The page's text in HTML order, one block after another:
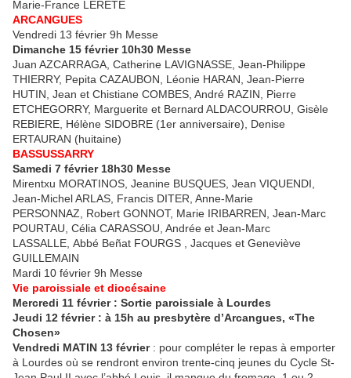
Marie-France LÉRÉTÉ
ARCANGUES
Vendredi 13 février 9h Messe
Dimanche 15 février 10h30 Messe
Juan AZCARRAGA, Catherine LAVIGNASSE, Jean-Philippe
THIERRY, Pepita CAZAUBON, Léonie HARAN, Jean-Pierre
HUTIN, Jean et Chistiane COMBES, André RAZIN, Pierre
ETCHEGORRY, Marguerite et Bernard ALDACOURROU, Gisèle
REBIERE, Hélène SIDOBRE (1er anniversaire), Denise
ERTAURAN (huitaine)
BASSUSSARRY
Samedi 7 février 18h30 Messe
Mirentxu MORATINOS, Jeanine BUSQUES, Jean VIQUENDI,
Jean-Michel ARLAS, Francis DITER, Anne-Marie
PERSONNAZ, Robert GONNOT, Marie IRIBARREN, Jean-Marc
POURTAU, Célia CARASSOU, Andrée et Jean-Marc
LASSALLE, Abbé Beñat FOURGS , Jacques et Geneviève
GUILLEMAIN
Mardi 10 février 9h Messe
Vie paroissiale et diocésaine
Mercredi 11 février : Sortie paroissiale à Lourdes
Jeudi 12 février : à 15h au presbytère d’Arcangues, «The
Chosen»
Vendredi MATIN 13 février : pour compléter le repas à emporter
à Lourdes où se rendront environ trente-cinq jeunes du Cycle St-